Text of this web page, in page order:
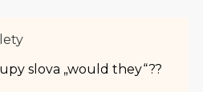
slova „would they“??